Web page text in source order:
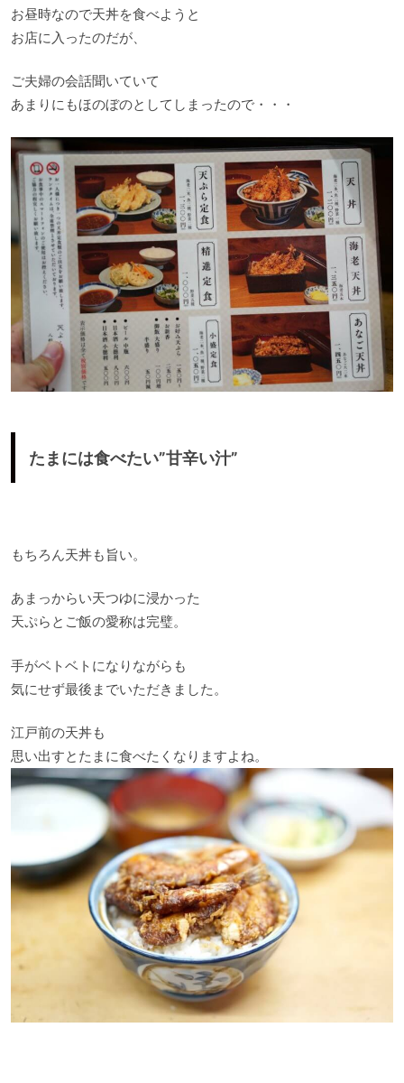
お昼時なので天丼を食べようと
お店に入ったのだが、
ご夫婦の会話聞いていて
あまりにもほのぼのとしてしまったので・・・
たまには食べたい”甘辛い汁”
もちろん天丼も旨い。
あまっからい天つゆに浸かった
天ぷらとご飯の愛称は完璧。
手がベトベトになりながらも
気にせず最後までいただきました。
江戸前の天丼も
思い出すとたまに食べたくなりますよね。